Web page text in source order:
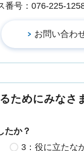
番号：076-225-
ためにみなさ
たか？
3：役に立たな